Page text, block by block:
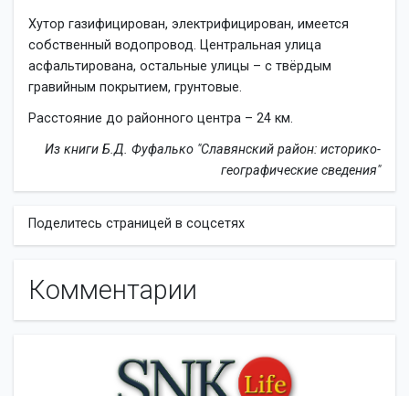
Хутор газифицирован, электрифицирован, имеется
собственный водопровод. Центральная улица
асфальтирована, остальные улицы – с твёрдым
гравийным покрытием, грунтовые.
Расстояние до районного центра – 24 км.
Из книги Б.Д. Фуфалько "Славянский район: историко-
географические сведения"
Поделитесь страницей в соцсетях
Комментарии